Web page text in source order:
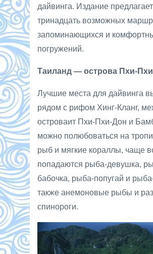
дайвинга. Издание предлагает
тринадцать возможных
запоминающихся и
погружений.
Таиланд — острова Пхи-Пхи
Лучшие места для дайвинга
рядом с рифом Хинг-Кланг,
островаит Пхи-Пхи-Дон и
можно полюбоваться на
рыб и мягкие кораллы, чаще
попадаются рыба-девушка,
бабочка, рыба-попугай и
также анемоновые рыбы и
спинороги.